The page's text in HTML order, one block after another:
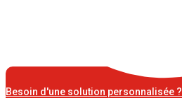
Besoin d'une solution personnalisée ?